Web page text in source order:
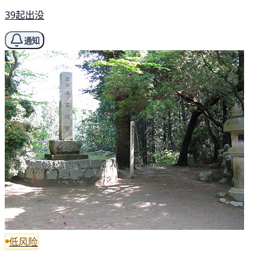
39起出没
通知
低风险